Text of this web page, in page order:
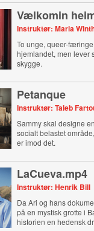
Vælkomin
Instruktør: Maria
To unge, queer-
hjemlandet, men lever
skygge.
Petanque
Instruktør: Taleb
Sammy skal designe
socialt belastet
er imod det.
LaCueva.mp4
Instruktør: Henrik Bill
Da Ari og hans
på en mystisk grotte i
historien en hedensk